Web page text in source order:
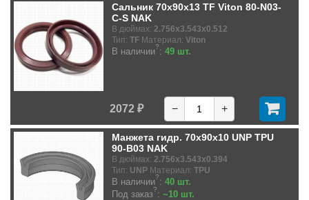
Сальник 70x90x13 TF Viton 80-N03-
C-S NAK
В дюймах: 2.756x3.543x0.512
Тип: TF Материал: Viton
В наличии?: 49 шт.
2072 ₽ − +
Манжета гидр. 70x90x10 UNP TPU
90-B03 NAK
В дюймах: 2.756x3.543x0.394
Тип: UNP Материал: TPU
В наличии?: 40 шт.
Под заказ?: ~10 шт.